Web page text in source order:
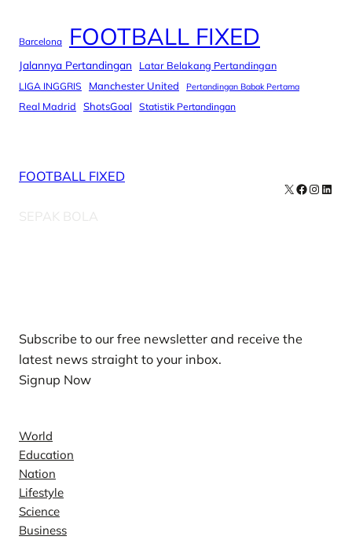
Barcelona FOOTBALL FIXED
Jalannya Pertandingan Latar Belakang Pertandingan
LIGA INGGRIS Manchester United Pertandingan Babak Pertama
Real Madrid ShotsGoal Statistik Pertandingan
FOOTBALL FIXED
SEPAK BOLA
X Facebook
Subscribe to our free newsletter and receive the
latest news straight to your inbox.
Signup Now
World
Education
Nation
Lifestyle
Science
Business